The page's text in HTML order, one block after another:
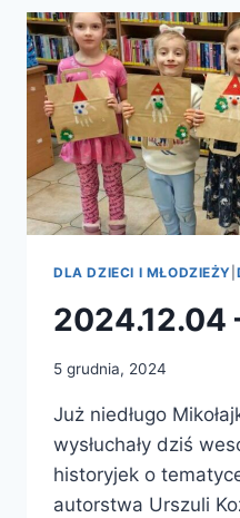
Z
O
O
DLA DZIECI I MŁODZIEŻY
2024.12.04
5 grudnia, 2024
Już niedługo
wysłuchały dziś
historyjek o
autorstwa Urszuli